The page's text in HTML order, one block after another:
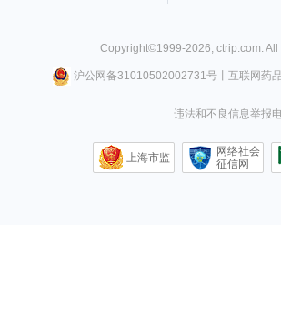
Copyright©1999-2026, ctrip.com.
沪公网备31010502002731号丨 互联网药
违法和不良信息举报
上海市监
网络社会
征信网